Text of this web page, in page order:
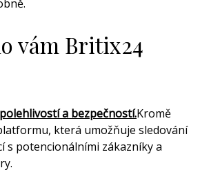
vám Britix24
a bezpečností.Kromě
která umožňuje sledování
s potencionálními zákazníky a